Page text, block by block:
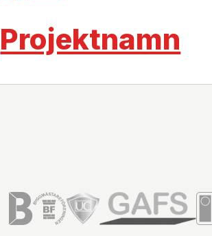
Projektnamn